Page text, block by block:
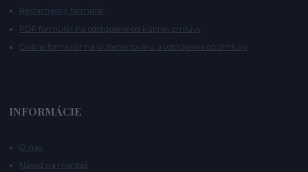
Reklamačný formulár
PDF formulár na odstúpenie od kúpnej zmluvy
Online formulár na vrátenie tovaru a odstúpenie od zmluvy
INFORMÁCIE
O nás
Návod na montáž